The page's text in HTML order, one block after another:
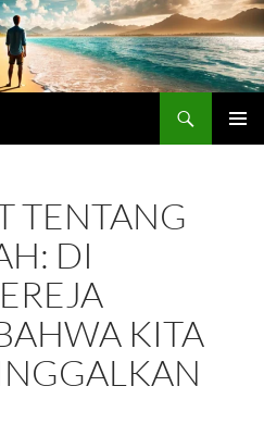
TENTANG
DI
KITA